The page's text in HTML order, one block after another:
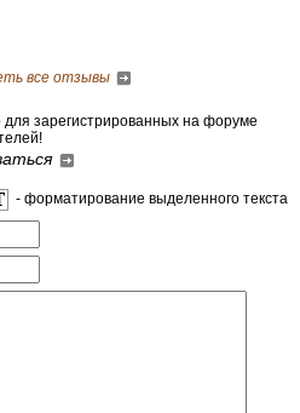
все отзывы
для зарегистрированных на форуме
- форматирование выделенного текста